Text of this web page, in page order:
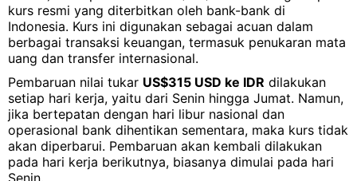
kurs resmi yang diterbitkan oleh bank-bank di
Indonesia. Kurs ini digunakan sebagai acuan dalam
berbagai transaksi keuangan, termasuk penukaran mata
uang dan transfer internasional.
Pembaruan nilai tukar US$315 USD ke IDR dilakukan
setiap hari kerja, yaitu dari Senin hingga Jumat. Namun,
jika bertepatan dengan hari libur nasional dan
operasional bank dihentikan sementara, maka kurs tidak
akan diperbarui. Pembaruan akan kembali dilakukan
pada hari kerja berikutnya, biasanya dimulai pada hari
Senin.